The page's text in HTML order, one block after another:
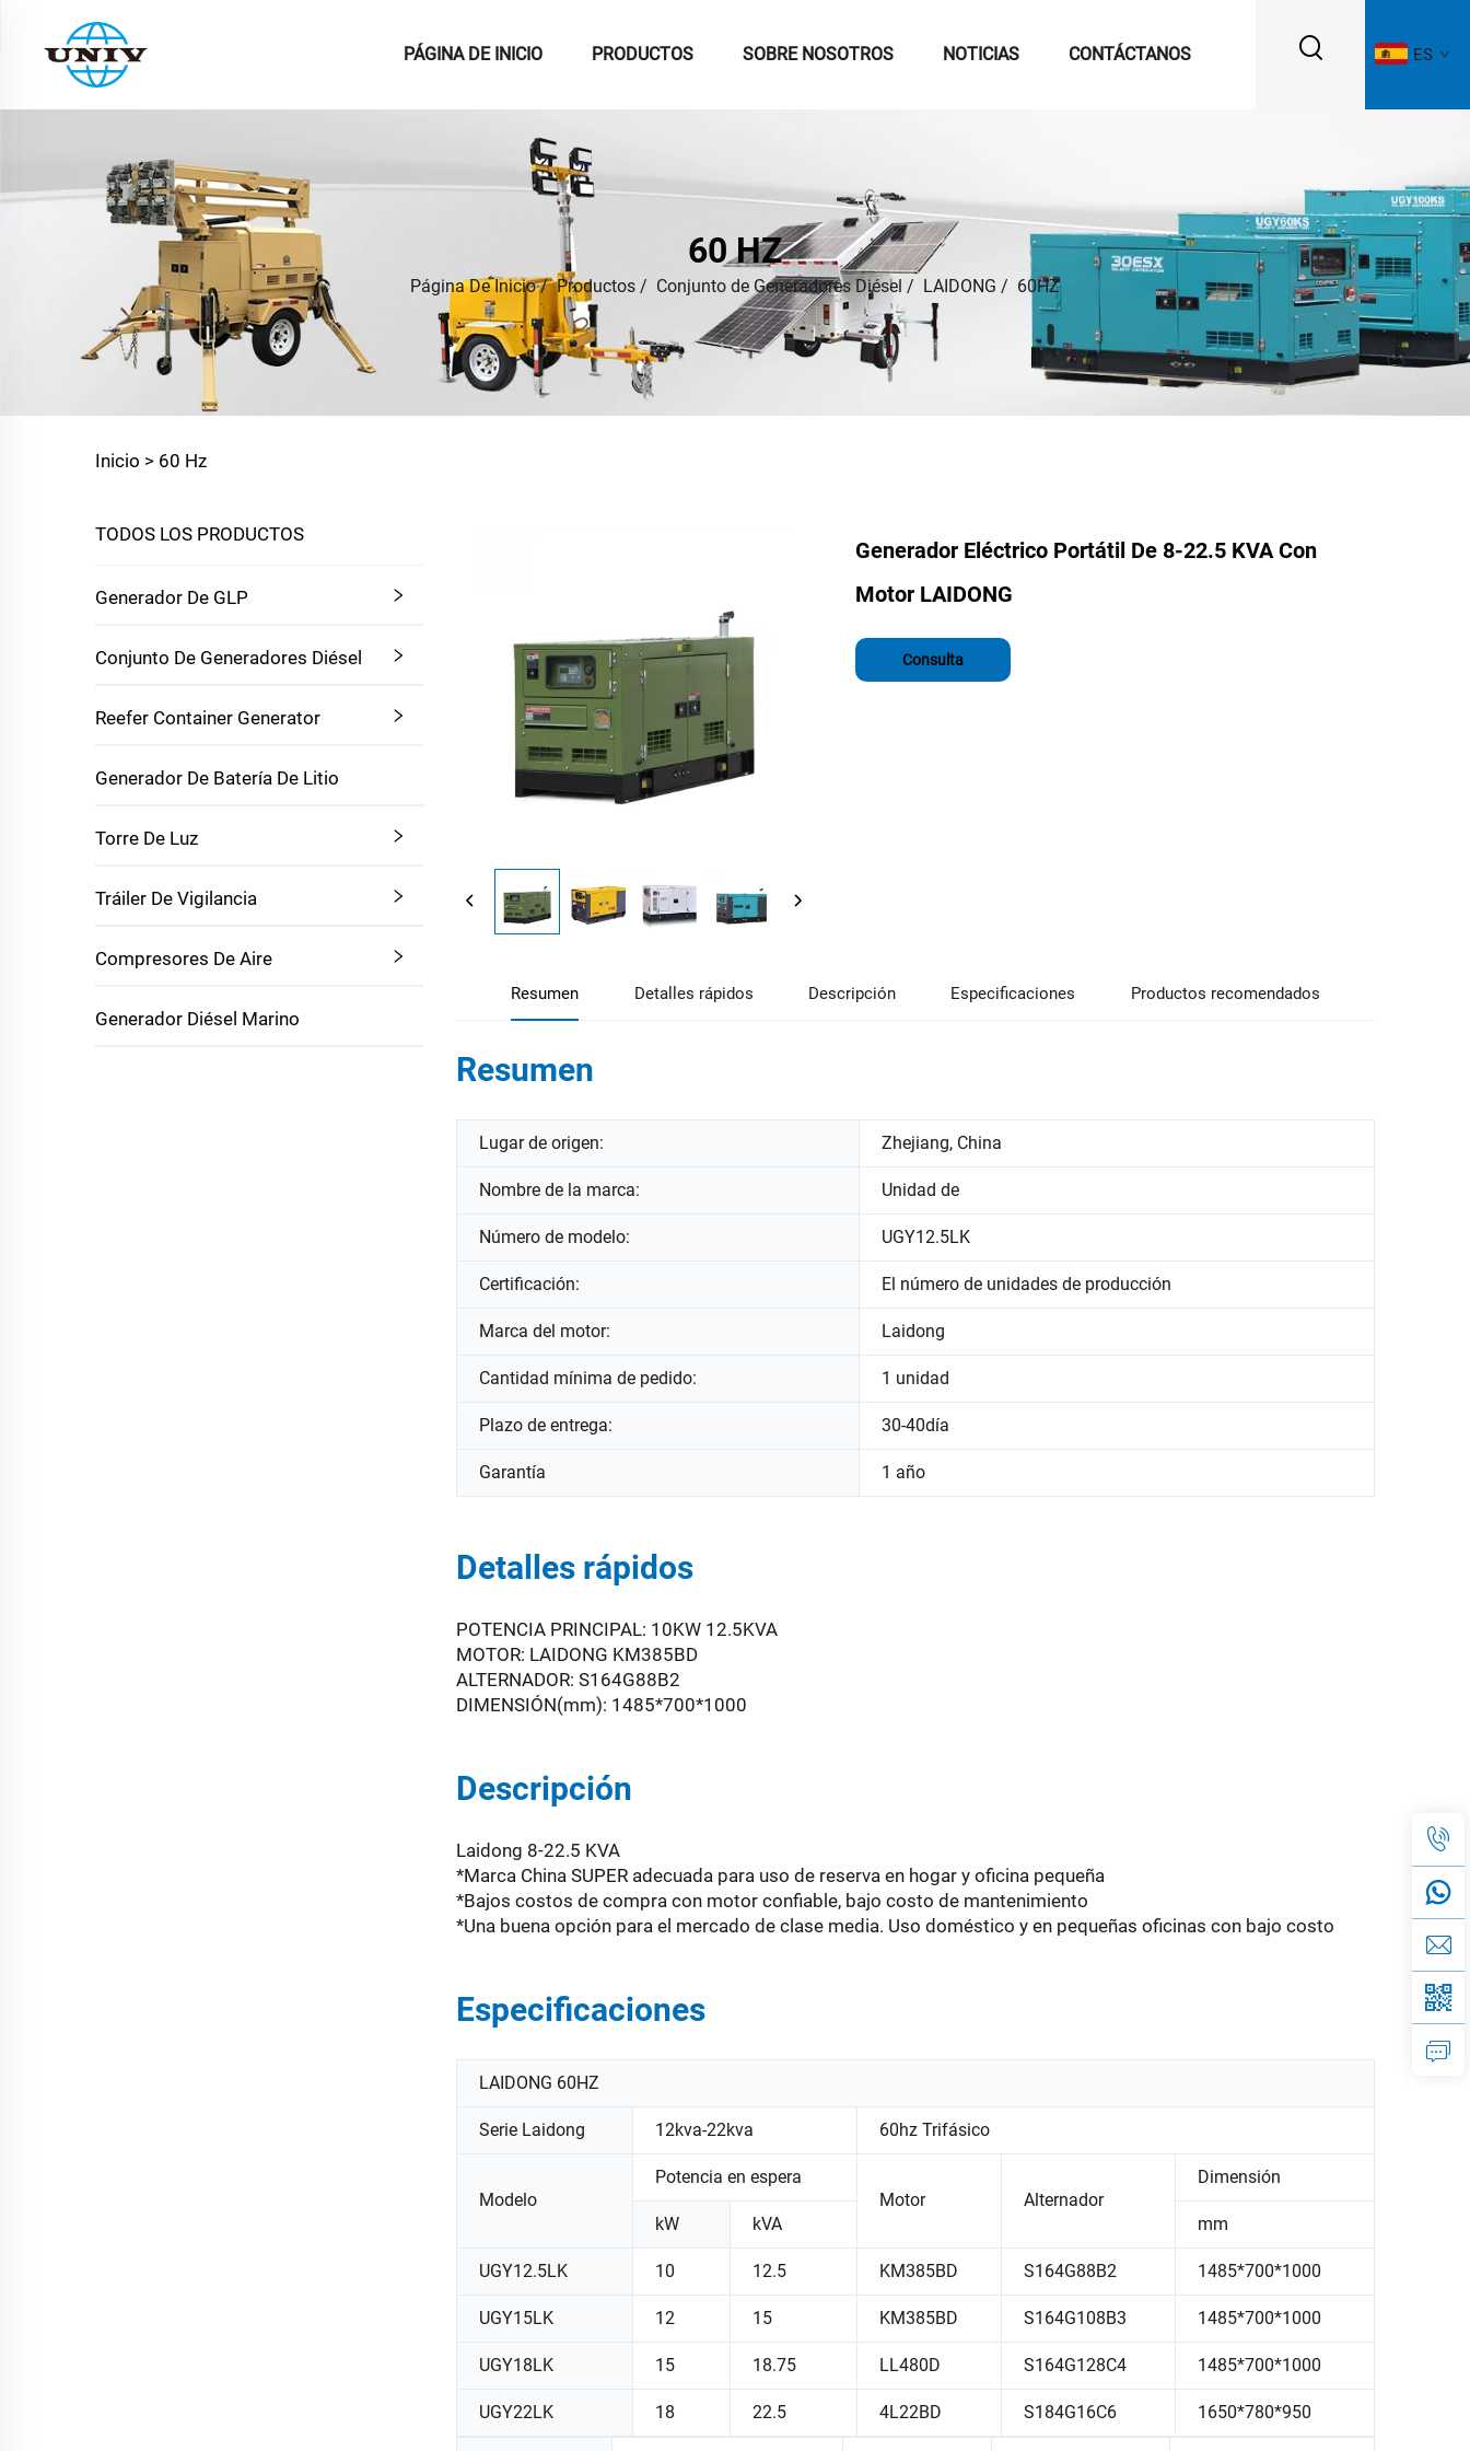
PÁGINA DE INICIO PRODUCTOS SOBRE NOSOTROS NOTICIAS CONTÁCTANOS ES
60 HZ
Página De Inicio/Productos / Conjunto de Generadores Diésel / LAIDONG / 60HZ
Inicio > 60 Hz
TODOS LOS PRODUCTOS
Generador De GLP
Conjunto De Generadores Diésel
Reefer Container Generator
Generador De Batería De Litio
Torre De Luz
Tráiler De Vigilancia
Compresores De Aire
Generador Diésel Marino
Generador Eléctrico Portátil De 8-22.5 KVA Con
Motor LAIDONG
Consulta
Resumen Detalles rápidos Descripción Especificaciones Productos recomendados
Resumen
Lugar de origen: Zhejiang, China
Nombre de la marca: Unidad de
Número de modelo: UGY12.5LK
Certificación: El número de unidades de producción
Marca del motor: Laidong
Cantidad mínima de pedido: 1 unidad
Plazo de entrega: 30-40día
Garantía 1 año
Detalles rápidos
POTENCIA PRINCIPAL: 10KW 12.5KVA
MOTOR: LAIDONG KM385BD
ALTERNADOR: S164G88B2
DIMENSIÓN(mm): 1485*700*1000
Descripción
Laidong 8-22.5 KVA
*Marca China SUPER adecuada para uso de reserva en hogar y oficina pequeña
*Bajos costos de compra con motor confiable, bajo costo de mantenimiento
*Una buena opción para el mercado de clase media. Uso doméstico y en pequeñas oficinas con bajo costo
Especificaciones
LAIDONG 60HZ
Serie Laidong 12kva-22kva 60hz Trifásico
Modelo
Potencia en espera
Motor
Alternador
Dimensión
kW kVA mm
UGY12.5LK 10 12.5 KM385BD S164G88B2 1485*700*1000
UGY15LK 12 15 KM385BD S164G108B3 1485*700*1000
UGY18LK 15 18.75 LL480D S164G128C4 1485*700*1000
UGY22LK 18 22.5 4L22BD S184G16C6 1650*780*950